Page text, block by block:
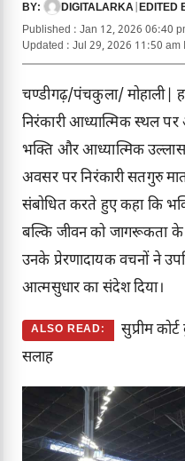
BY: DIGITALARKA EDITED
Published : Jan 12, 2026 06:40
Updated : Jul 29, 2026 11:50 am
चण्डीगढ़/पंचकुला/ मोहाली|
निरंकारी आध्यात्मिक स्थल पर
भक्ति और आध्यात्मिक उल्लास
अवसर पर निरंकारी सतगुरु
संबोधित करते हुए कहा कि
बल्कि जीवन को जागरूकता के
उनके प्रेरणादायक वचनों ने
आत्मसुधार का संदेश दिया।
ALSO READ:
सुप्रीम
सलाह